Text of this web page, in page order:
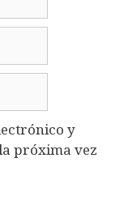
y
próxima vez